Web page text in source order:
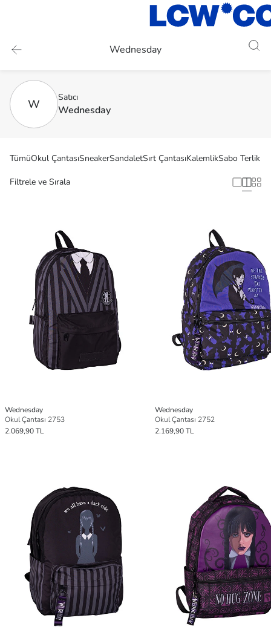
Wednesday
W Satıcı
Wednesday
TümüOkul ÇantasıSneakerSandaletSırt ÇantasıKalemlikSabo Terlik
Filtrele ve Sırala
Wednesday
Okul Çantası 2753
2.069,90 TL
Wednesday
Okul Çantası 2752
2.169,90 TL